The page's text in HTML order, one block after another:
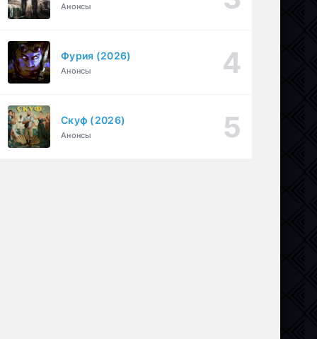
Анонсы
Фурия (2026)
Анонсы
Скуф (2026)
Анонсы